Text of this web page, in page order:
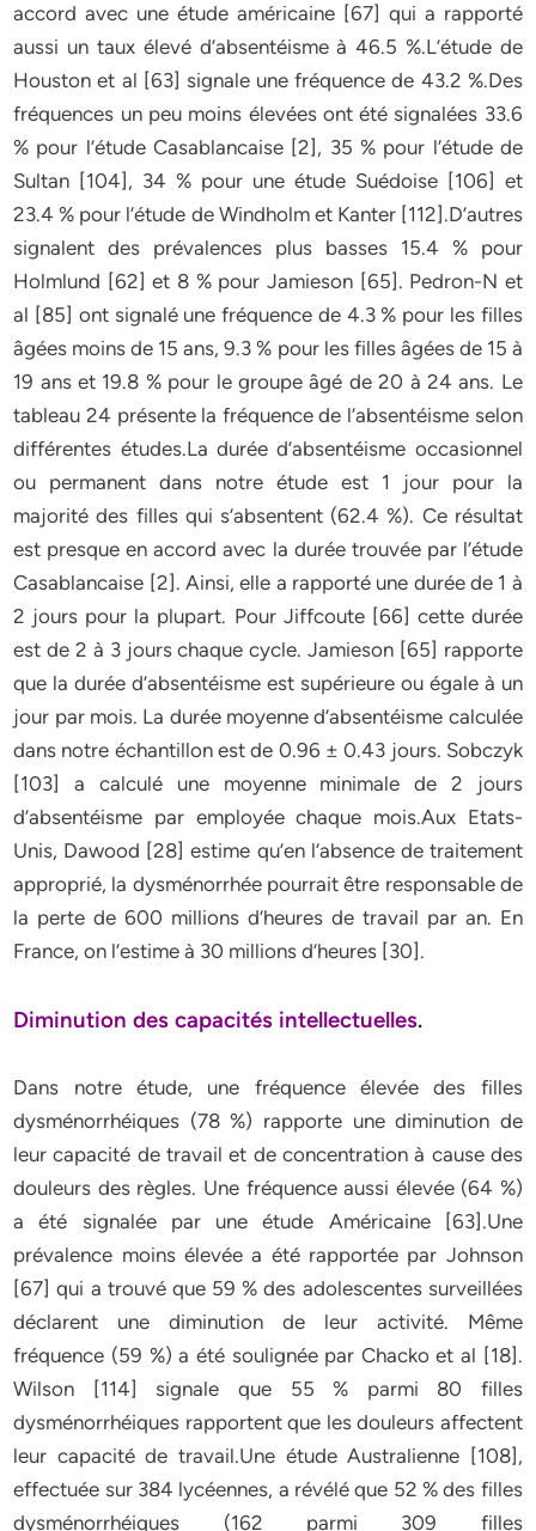
accord avec une étude américaine [67] qui a rapporté
aussi un taux élevé d’absentéisme à 46.5 %.L’étude de
Houston et al [63] signale une fréquence de 43.2 %.Des
fréquences un peu moins élevées ont été signalées 33.6
% pour l’étude Casablancaise [2], 35 % pour l’étude de
Sultan [104], 34 % pour une étude Suédoise [106] et
23.4 % pour l’étude de Windholm et Kanter [112].D’autres
signalent des prévalences plus basses 15.4 % pour
Holmlund [62] et 8 % pour Jamieson [65]. Pedron-N et
al [85] ont signalé une fréquence de 4.3 % pour les filles
âgées moins de 15 ans, 9.3 % pour les filles âgées de 15 à
19 ans et 19.8 % pour le groupe âgé de 20 à 24 ans. Le
tableau 24 présente la fréquence de l’absentéisme selon
différentes études.La durée d’absentéisme occasionnel
ou permanent dans notre étude est 1 jour pour la
majorité des filles qui s’absentent (62.4 %). Ce résultat
est presque en accord avec la durée trouvée par l’étude
Casablancaise [2]. Ainsi, elle a rapporté une durée de 1 à
2 jours pour la plupart. Pour Jiffcoute [66] cette durée
est de 2 à 3 jours chaque cycle. Jamieson [65] rapporte
que la durée d’absentéisme est supérieure ou égale à un
jour par mois. La durée moyenne d’absentéisme calculée
dans notre échantillon est de 0.96 ± 0.43 jours. Sobczyk
[103] a calculé une moyenne minimale de 2 jours
d’absentéisme par employée chaque mois.Aux Etats-
Unis, Dawood [28] estime qu’en l’absence de traitement
approprié, la dysménorrhée pourrait être responsable de
la perte de 600 millions d’heures de travail par an. En
France, on l’estime à 30 millions d’heures [30].
Diminution des capacités intellectuelles.
Dans notre étude, une fréquence élevée des filles
dysménorrhéiques (78 %) rapporte une diminution de
leur capacité de travail et de concentration à cause des
douleurs des règles. Une fréquence aussi élevée (64 %)
a été signalée par une étude Américaine [63].Une
prévalence moins élevée a été rapportée par Johnson
[67] qui a trouvé que 59 % des adolescentes surveillées
déclarent une diminution de leur activité. Même
fréquence (59 %) a été soulignée par Chacko et al [18].
Wilson [114] signale que 55 % parmi 80 filles
dysménorrhéiques rapportent que les douleurs affectent
leur capacité de travail.Une étude Australienne [108],
effectuée sur 384 lycéennes, a révélé que 52 % des filles
dysménorrhéiques (162 parmi 309 filles